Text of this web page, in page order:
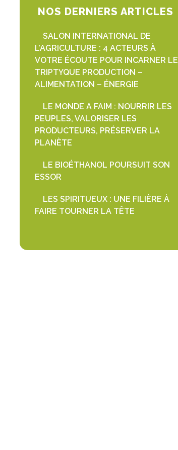
NOS DERNIERS ARTICLES
SALON INTERNATIONAL DE
L’AGRICULTURE : 4 ACTEURS À
VOTRE ÉCOUTE POUR INCARNER LE
TRIPTYQUE PRODUCTION –
ALIMENTATION – ÉNERGIE
LE MONDE A FAIM : NOURRIR LES
PEUPLES, VALORISER LES
PRODUCTEURS, PRÉSERVER LA
PLANÈTE
LE BIOÉTHANOL POURSUIT SON
ESSOR
LES SPIRITUEUX : UNE FILIÈRE À
FAIRE TOURNER LA TÊTE